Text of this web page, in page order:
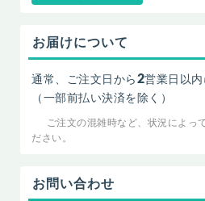
お届けについて
通常、ご注文日から 2営業日以内
（一部前払い決済を除く）
ご注文の混雑時など、状況によっ
ださい。
お問い合わせ